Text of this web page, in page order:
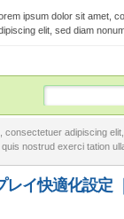
ipsum dolor sit amet,
elit, sed diam
adipiscing
nostrud exerci tation
イ快適化設定